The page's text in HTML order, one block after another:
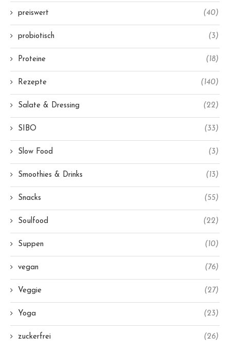
preiswert (40)
probiotisch (3)
Proteine (18)
Rezepte (140)
Salate & Dressing (22)
SIBO (33)
Slow Food (3)
Smoothies & Drinks (13)
Snacks (55)
Soulfood (22)
Suppen (10)
vegan (76)
Veggie (27)
Yoga (23)
zuckerfrei (26)